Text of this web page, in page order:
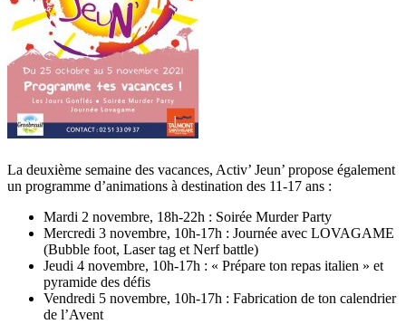
La deuxième semaine des vacances, Activ’ Jeun’ propose également
un programme d’animations à destination des 11-17 ans :
Mardi 2 novembre, 18h-22h : Soirée Murder Party
Mercredi 3 novembre, 10h-17h : Journée avec LOVAGAME
(Bubble foot, Laser tag et Nerf battle)
Jeudi 4 novembre, 10h-17h : « Prépare ton repas italien » et
pyramide des défis
Vendredi 5 novembre, 10h-17h : Fabrication de ton calendrier
de l’Avent